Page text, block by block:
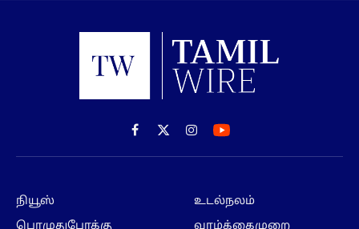
Facebook
X
(Twitter)
Instagram
நியூஸ்
பொழுதுபோக்கு
உடல்நலம்
வாழ்க்கைமுறை